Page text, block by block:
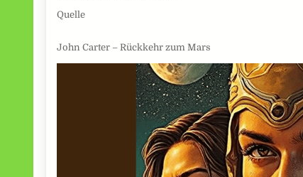
Quelle
John Carter – Rückkehr zum Mars